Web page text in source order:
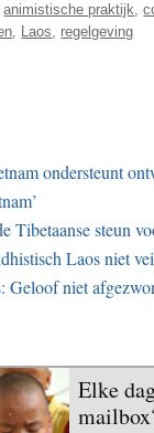
animistische praktijk,
, Laos, regelgeving
ondersteunt
Tibetaanse steun
Laos niet
Geloof niet
Elke